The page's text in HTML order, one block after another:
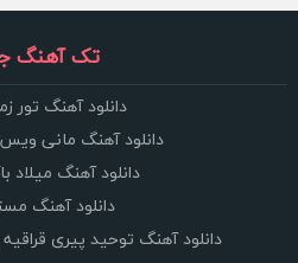
تک آهنگ
دانلود آهنگ تور
دانلود آهنگ مانی
دانلود آهنگ میلاد
دانلود آهنگ
دانلود آهنگ توحید پیری